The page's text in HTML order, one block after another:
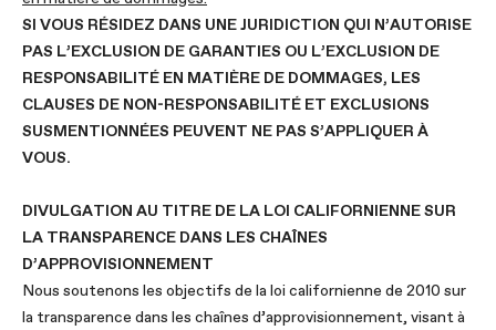
SI VOUS RÉSIDEZ DANS UNE JURIDICTION QUI N’AUTORISE
PAS L’EXCLUSION DE GARANTIES OU L’EXCLUSION DE
RESPONSABILITÉ EN MATIÈRE DE DOMMAGES, LES
CLAUSES DE NON-RESPONSABILITÉ ET EXCLUSIONS
SUSMENTIONNÉES PEUVENT NE PAS S’APPLIQUER À
VOUS.
DIVULGATION AU TITRE DE LA LOI CALIFORNIENNE SUR
LA TRANSPARENCE DANS LES CHAÎNES
D’APPROVISIONNEMENT
Nous soutenons les objectifs de la loi californienne de 2010 sur
la transparence dans les chaînes d’approvisionnement, visant à